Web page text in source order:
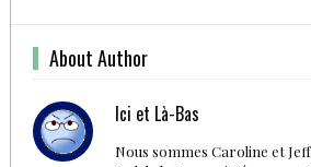
About Author
Ici et Là-Bas
Nous sommes Caroline et